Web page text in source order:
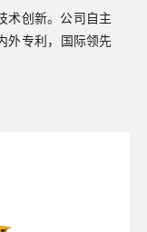
术创新。公司自主
外专利，国际领先